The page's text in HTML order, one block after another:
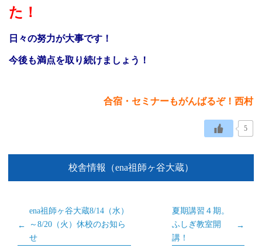
た！
日々の努力が大事です！
今後も満点を取り続けましょう！
合宿・セミナーもがんばるぞ！西村
5
校舎情報（ena祖師ヶ谷大蔵）
ena祖師ヶ谷大蔵8/14（水）
～8/20（火）休校のお知ら
せ
夏期講習４期。
ふしぎ教室開
講！